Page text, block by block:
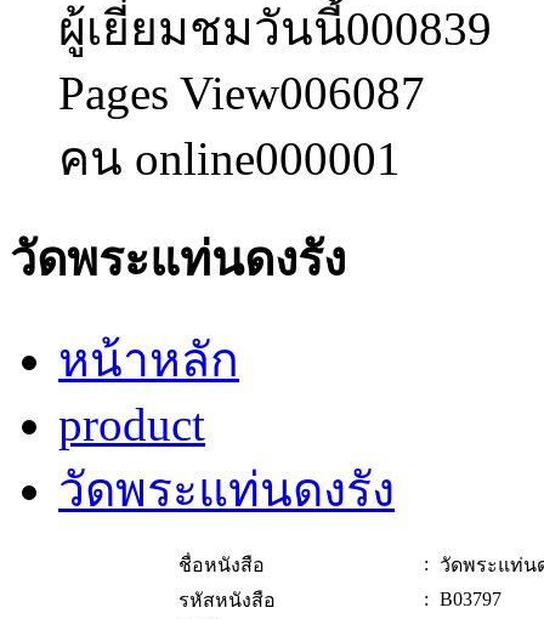
ผู้เยี่ยมชมวันนี้000839
Pages View006087
คน online000001
วัดพระแท่นดงรัง
หน้าหลัก
product
วัดพระแท่นดงรัง
ชื่อหนังสือ :
วัดพระแท่น
รหัสหนังสือ
: B03797